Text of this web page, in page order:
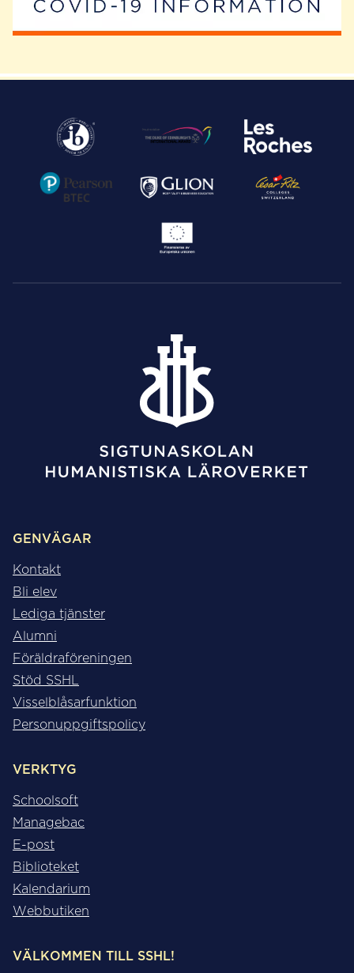
GENVÄGAR
Kontakt
Bli elev
Lediga tjänster
Alumni
Föräldraföreningen
Stöd SSHL
Visselblåsarfunktion
Personuppgiftspolicy
VERKTYG
Schoolsoft
Managebac
E-post
Biblioteket
Kalendarium
Webbutiken
VÄLKOMMEN TILL SSHL!